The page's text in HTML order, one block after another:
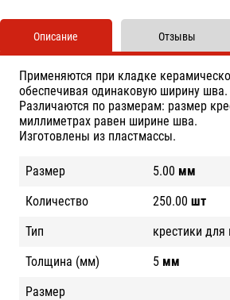
Описание
Применяются при кладке
обеспечивая одинаковую ширину шва.
Различаются по размерам: размер
миллиметрах равен ширине шва.
Изготовлены из пластмассы.
Размер 5.00 мм
Количество
250.00 шт
Тип
крестики для
Толщина (мм)
5 мм
Размер
Отзывы